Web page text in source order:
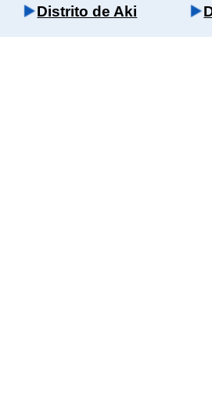
Distrito de Aki